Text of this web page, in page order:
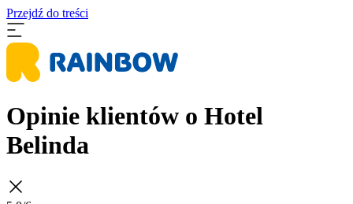
Przejdź do treści
Opinie klientów o Hotel
Belinda